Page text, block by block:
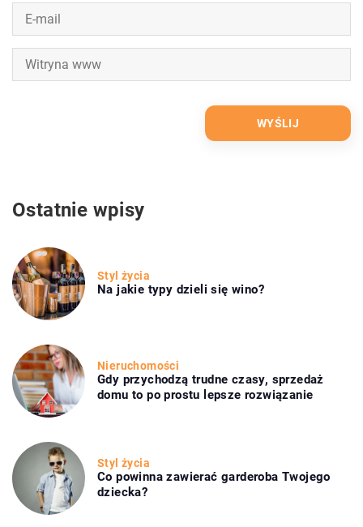
Ostatnie wpisy
Styl życia
Na jakie typy dzieli się wino?
Nieruchomości
Gdy przychodzą trudne czasy, sprzedaż
domu to po prostu lepsze rozwiązanie
Styl życia
Co powinna zawierać garderoba Twojego
dziecka?